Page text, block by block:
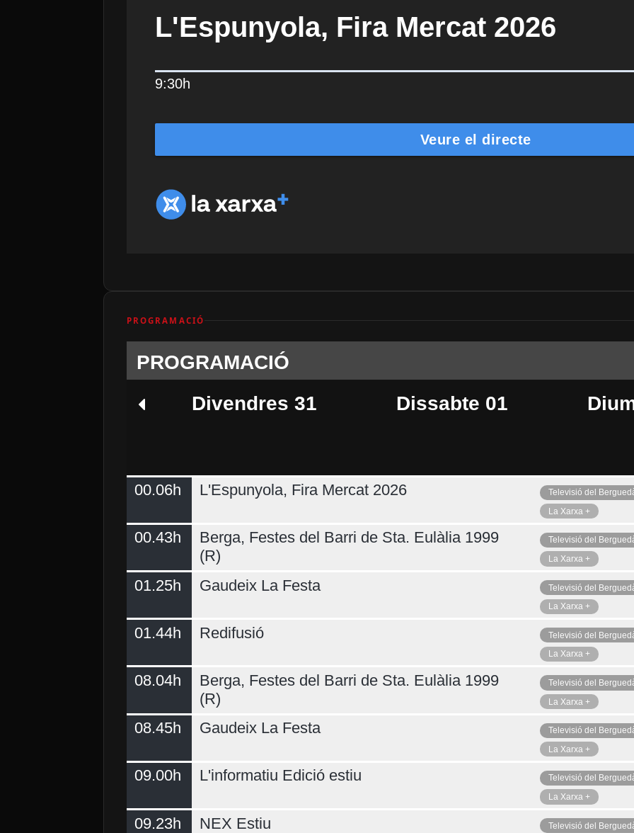
L'Espunyola, Fira Mercat 2026
9:30h
Veure el directe
PROGRAMACIÓ
PROGRAMACIÓ
Divendres 31
Dissabte 01
Dilluns 03 Dimarts 04 Ahir
00.06h L'Espunyola, Fira Mercat 2026
Televisió del
La Xarxa +
00.43h
Berga, Festes del Barri de Sta. Eulàlia 1999
(R)
Televisió del
La Xarxa +
01.25h Gaudeix La Festa
Televisió del
La Xarxa +
01.44h Redifusió
Televisió del
La Xarxa +
08.04h
Berga, Festes del Barri de Sta. Eulàlia 1999
(R)
Televisió del
La Xarxa +
08.45h Gaudeix La Festa
Televisió del
La Xarxa +
09.00h L'informatiu Edició estiu
Televisió del
La Xarxa +
09.23h NEX Estiu
Televisió del